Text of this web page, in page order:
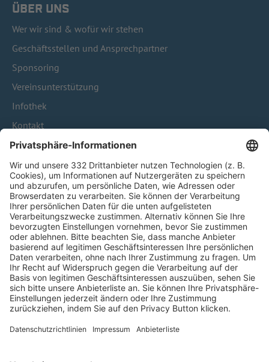
ÜBER UNS
Wer wir sind & wofür wir stehen
Geschäftsstellen und Ansprechpartner
Sponsoring
Vereinsunterstützung
Infothek
Kontakt
HÄUFIG BESUCHTE SEITEN
Pässe und Vereinswechsel
Trainerausbildung
Schulungsangebot Vereinsmitarbeiter
BFV-Geschäftsstellen
Trainerbörse
Login SpielPlus
FOLGE DEM BFV